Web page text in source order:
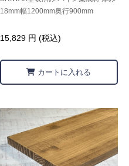
18mm幅1200mm奥行900mm
15,829 円 (税込)
カートに入れる